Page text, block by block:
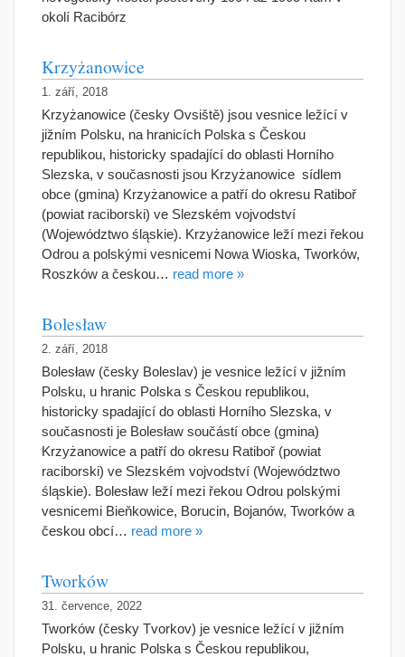
okolí Racibórz
Krzyżanowice
1. září, 2018
Krzyżanowice (česky Ovsiště) jsou vesnice ležící v
jižním Polsku, na hranicích Polska s Českou
republikou, historicky spadající do oblasti Horního
Slezska, v současnosti jsou Krzyżanowice sídlem
obce (gmina) Krzyżanowice a patří do okresu Ratiboř
(powiat raciborski) ve Slezském vojvodství
(Województwo śląskie). Krzyżanowice leží mezi řekou
Odrou a polskými vesnicemi Nowa Wioska, Tworków,
Roszków a českou… read more »
Bolesław
2. září, 2018
Bolesław (česky Boleslav) je vesnice ležící v jižním
Polsku, u hranic Polska s Českou republikou,
historicky spadající do oblasti Horního Slezska, v
současnosti je Bolesław součástí obce (gmina)
Krzyżanowice a patří do okresu Ratiboř (powiat
raciborski) ve Slezském vojvodství (Województwo
śląskie). Bolesław leží mezi řekou Odrou polskými
vesnicemi Bieňkowice, Borucin, Bojanów, Tworków a
českou obcí… read more »
Tworków
31. července, 2022
Tworków (česky Tvorkov) je vesnice ležící v jižním
Polsku, u hranic Polska s Českou republikou,